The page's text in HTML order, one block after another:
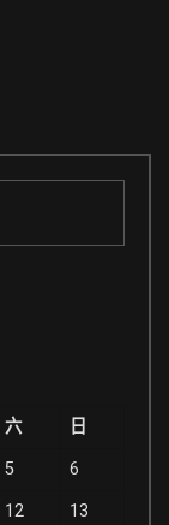
六 日
5 6
12 13